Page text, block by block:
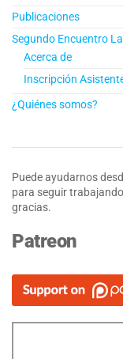
Publicaciones
Segundo Encuentro
Acerca de
Inscripción
¿Quiénes somos?
Puede ayudarnos
para seguir
gracias.
Patreon